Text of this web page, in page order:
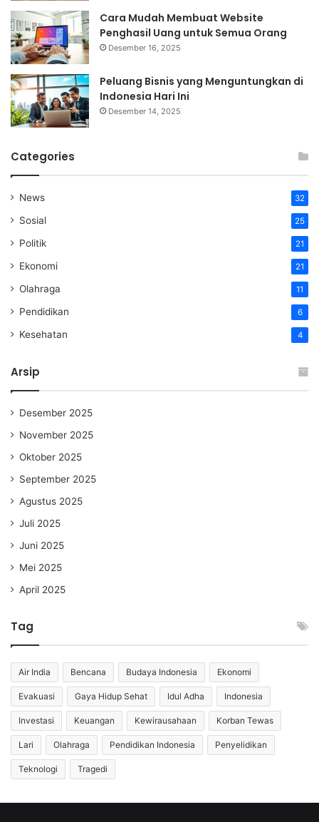
Cara Mudah Membuat Website
Penghasil Uang untuk Semua Orang
Desember 16, 2025
Peluang Bisnis yang Menguntungkan di
Indonesia Hari Ini
Desember 14, 2025
Categories
News 32
Sosial 25
Politik 21
Ekonomi 21
Olahraga 11
Pendidikan 6
Kesehatan 4
Arsip
Desember 2025
November 2025
Oktober 2025
September 2025
Agustus 2025
Juli 2025
Juni 2025
Mei 2025
April 2025
Tag
Air India Bencana Budaya Indonesia Ekonomi
Evakuasi Gaya Hidup Sehat Idul Adha Indonesia
Investasi Keuangan Kewirausahaan Korban Tewas
Lari Olahraga Pendidikan Indonesia Penyelidikan
Teknologi Tragedi